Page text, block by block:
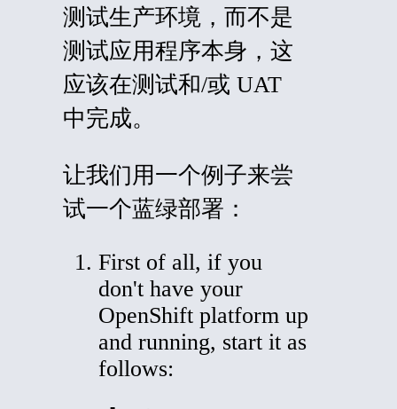
测试生产环境，而不是
测试应用程序本身，这
应该在测试和/或 UAT
中完成。
让我们用一个例子来尝
试一个蓝绿部署：
First of all, if you
don't have your
OpenShift platform up
and running, start it as
follows: